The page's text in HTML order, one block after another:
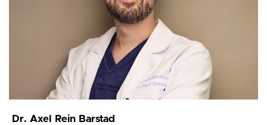
Dr. Axel Rein Barstad